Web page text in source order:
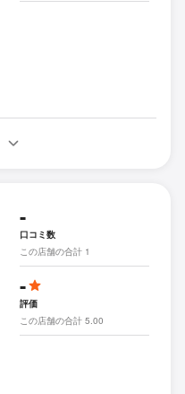
-
口コミ数
この店舗の合計 1
-
評価
この店舗の合計 5.00